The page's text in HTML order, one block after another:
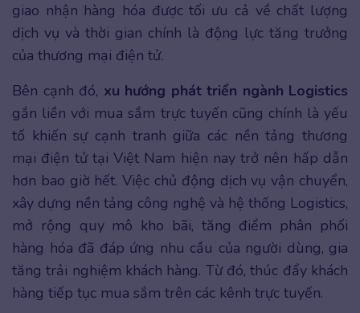
giao nhận hàng hóa được tối ưu cả về chất lượng
dịch vụ và thời gian chính là động lực tăng trưởng
của thương mại điện tử.
Bên cạnh đó, xu hướng phát triển ngành Logistics
gắn liền với mua sắm trực tuyến cũng chính là yếu
tố khiến sự cạnh tranh giữa các nền tảng thương
mại điện tử tại Việt Nam hiện nay trở nên hấp dẫn
hơn bao giờ hết. Việc chủ động dịch vụ vận chuyển,
xây dựng nền tảng công nghệ và hệ thống Logistics,
mở rộng quy mô kho bãi, tăng điểm phân phối
hàng hóa đã đáp ứng nhu cầu của người dùng, gia
tăng trải nghiệm khách hàng. Từ đó, thúc đẩy khách
hàng tiếp tục mua sắm trên các kênh trực tuyến.